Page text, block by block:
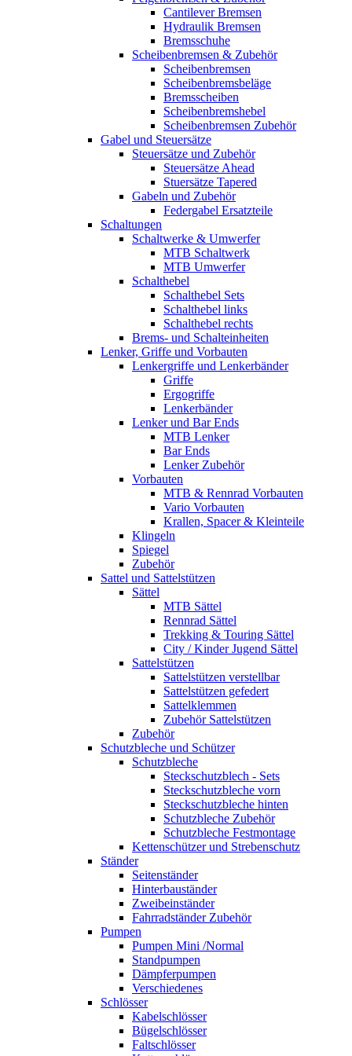
Cantilever Bremsen
Hydraulik Bremsen
Bremsschuhe
Scheibenbremsen & Zubehör
Scheibenbremsen
Scheibenbremsbeläge
Bremsscheiben
Scheibenbremshebel
Scheibenbremsen Zubehör
Gabel und Steuersätze
Steuersätze und Zubehör
Steuersätze Ahead
Stuersätze Tapered
Gabeln und Zubehör
Federgabel Ersatzteile
Schaltungen
Schaltwerke & Umwerfer
MTB Schaltwerk
MTB Umwerfer
Schalthebel
Schalthebel Sets
Schalthebel links
Schalthebel rechts
Brems- und Schalteinheiten
Lenker, Griffe und Vorbauten
Lenkergriffe und Lenkerbänder
Griffe
Ergogriffe
Lenkerbänder
Lenker und Bar Ends
MTB Lenker
Bar Ends
Lenker Zubehör
Vorbauten
MTB & Rennrad Vorbauten
Vario Vorbauten
Krallen, Spacer & Kleinteile
Klingeln
Spiegel
Zubehör
Sattel und Sattelstützen
Sättel
MTB Sättel
Rennrad Sättel
Trekking & Touring Sättel
City / Kinder Jugend Sättel
Sattelstützen
Sattelstützen verstellbar
Sattelstützen gefedert
Sattelklemmen
Zubehör Sattelstützen
Zubehör
Schutzbleche und Schützer
Schutzbleche
Steckschutzblech - Sets
Steckschutzbleche vorn
Steckschutzbleche hinten
Schutzbleche Zubehör
Schutzbleche Festmontage
Kettenschützer und Strebenschutz
Ständer
Seitenständer
Hinterbauständer
Zweibeinständer
Fahrradständer Zubehör
Pumpen
Pumpen Mini /Normal
Standpumpen
Dämpferpumpen
Verschiedenes
Schlösser
Kabelschlösser
Bügelschlösser
Faltschlösser